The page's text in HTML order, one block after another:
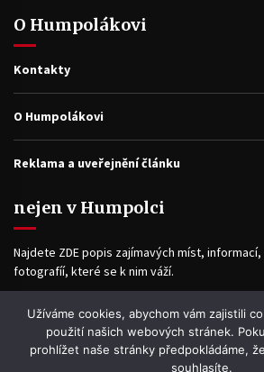
O Humpolákovi
Kontakty
O Humpolákovi
Reklama a uveřejnění článku
nejen v Humpolci
Najdete ZDE popis zajímavých míst,
fotografíí, které se k nim váží.
Facebook
Užíváme cookies, abychom vám zajistili
použití našich webových stránek.
prohlížet naše stránky předpokládáme,
souhlasíte.